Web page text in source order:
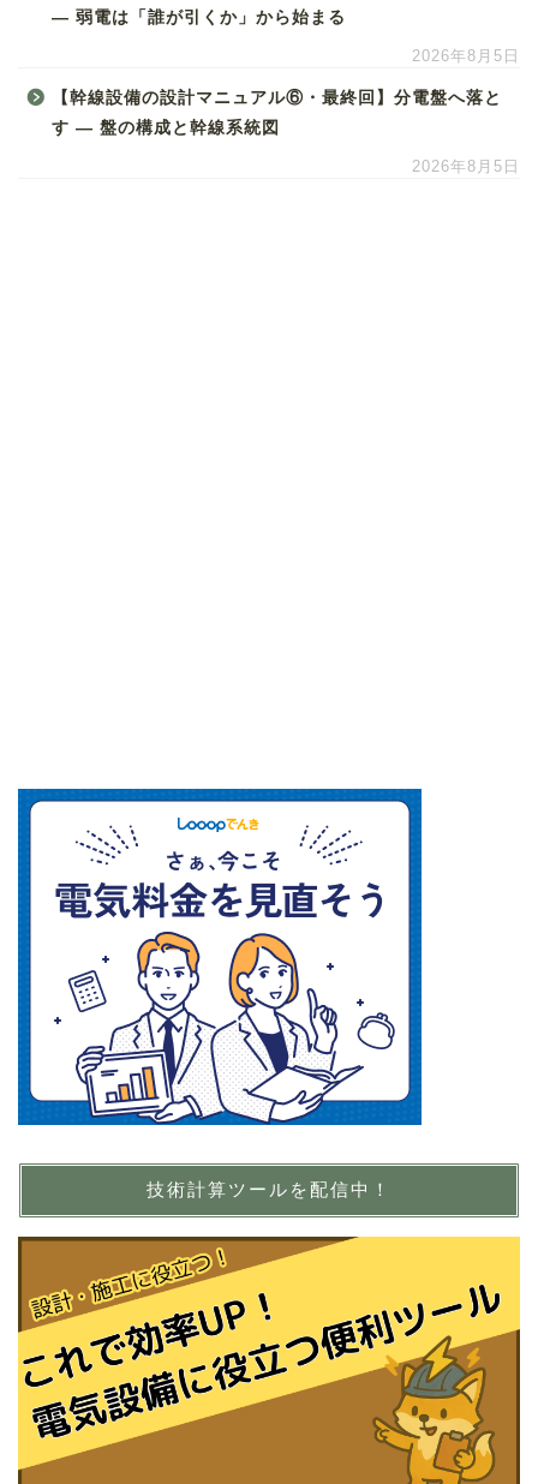
― 弱電は「誰が引くか」から始まる
2026年8月5日
【幹線設備の設計マニュアル⑥・最終回】分電盤へ落と
す ― 盤の構成と幹線系統図
2026年8月5日
技術計算ツールを配信中！